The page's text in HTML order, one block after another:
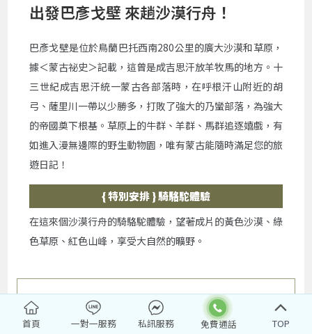
出發巴彥戈壁 來趟沙漠行舟！
巴彥戈壁是位於鳥蘭巴托西南280公里的廣大沙漠和草原，
據＜蒙古祕史＞記載，這曾是成吉思汗放羊牧馬的地方。十
三世紀成吉思汗統一蒙古各部落時，在呼根汗山附近的胡
弓、薩里川一帶以少勝多，打敗了強大的乃蠻部落，為強大
的帝國奠下根基。草原上的牛群、羊群、馬群追逐嬉戲，有
如進入漫無邊際的野生動物園，唯有蒙古能隨時滿足您的旅
遊日記！
{ 特別安排 } 騎駱駝體驗
在這來個沙漠行舟的騎駱駝體驗，望著成片的黃色沙漠、綠
色草原、紅色山峰，享受大自然的曠野。
首頁 一對一服務 私訊服務 TOP